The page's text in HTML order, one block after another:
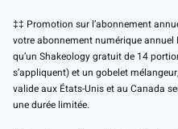
‡‡ Promotion sur l’abonnement
votre abonnement numérique annuel
qu’un Shakeology gratuit de 14
s’appliquent) et un gobelet
valide aux États-Unis et au Canada
une durée limitée.